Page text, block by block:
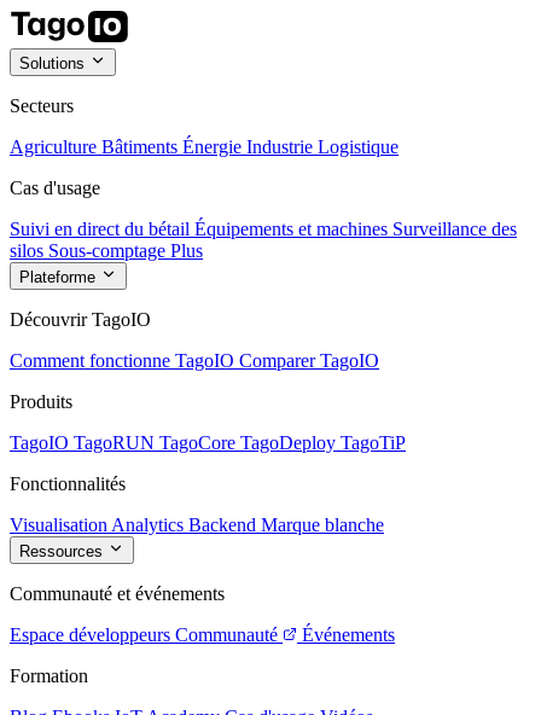
Solutions
Secteurs
Agriculture Bâtiments Énergie Industrie Logistique
Cas d'usage
Suivi en direct du bétail Équipements et machines Surveillance des
silos Sous-comptage Plus
Plateforme
Découvrir TagoIO
Comment fonctionne TagoIO Comparer TagoIO
Produits
TagoIO TagoRUN TagoCore TagoDeploy TagoTiP
Fonctionnalités
Visualisation Analytics Backend Marque blanche
Ressources
Communauté et événements
Espace développeurs Communauté
Événements
Formation